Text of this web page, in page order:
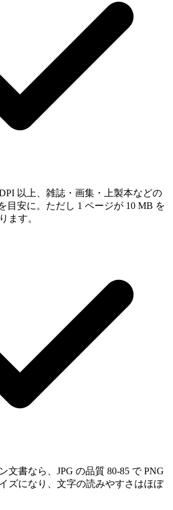
以上、雑誌・画集・上製本などの
目安に。ただし 1 ページが 10 MB を
ます。
文書なら、JPG の品質 80-85 で PNG
ズになり、文字の読みやすさはほぼ